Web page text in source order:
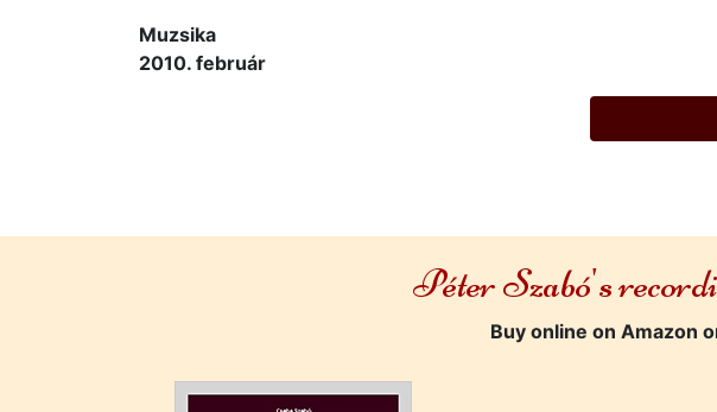
Muzsika
2010. február
Péter Szabó's
Buy online on Amazon